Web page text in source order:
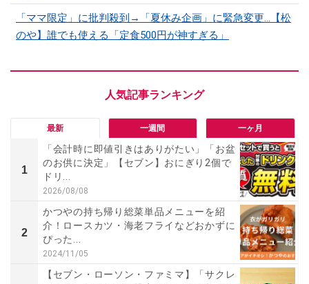
「ママ限定」に批判殺到→「夏休み企画」に緊急変更…【松
のや】誰でも使える「定食500円が神すぎる」
最新 一週間 一ヶ月
1
「会計時に即値引きはありがたい」「お盆
のお供に決定」【セブン】おにぎり2個で
ドリ...
2026/08/08
2
かつやの持ち帰り総菜単品メニューを紹
介！ロースカツ・海老フライなどおかずに
ぴった...
2024/11/05
【セブン・ローソン・ファミマ】「サクレ